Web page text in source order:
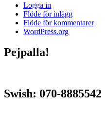
Logga in
Flöde för inlägg
Flöde för kommentarer
WordPress.org
Pejpalla!
Swish: 070-8885542